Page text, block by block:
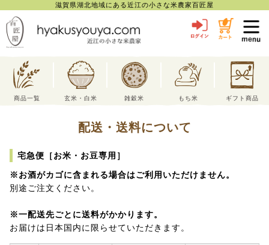
滋賀県湖北地域にある近江の小さな米農家百匠屋
商品一覧 玄米・白米 雑穀米 もち米 ギフト商品
配送・送料について
宅急便［お米・お豆専用］
※お酒がカゴに含まれる場合はご利用いただけません。
別途ご注文ください。
※一配送先ごとに送料がかかります。
お届けは日本国内に限らせていただきます。